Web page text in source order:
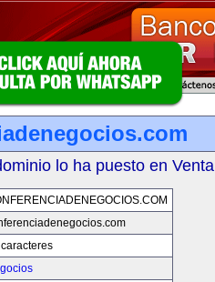
lo ha puesto en Venta